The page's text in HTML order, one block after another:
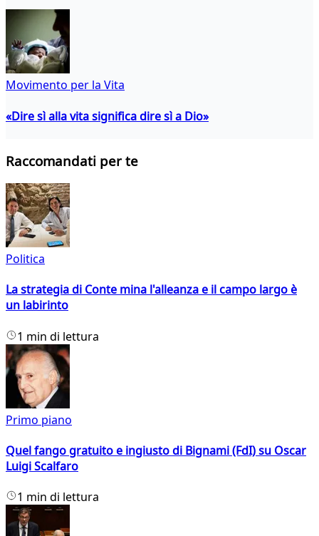
Movimento per la Vita
«Dire sì alla vita significa dire sì a Dio»
Raccomandati per te
Politica
La strategia di Conte mina l'alleanza e il campo largo è
un labirinto
1 min di lettura
Primo piano
Quel fango gratuito e ingiusto di Bignami (FdI) su Oscar
Luigi Scalfaro
1 min di lettura